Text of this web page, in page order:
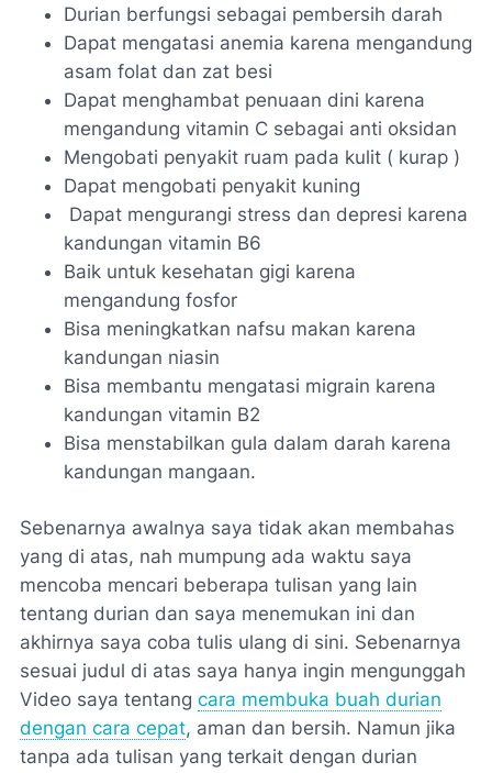
Durian berfungsi sebagai pembersih darah
Dapat mengatasi anemia karena mengandung
asam folat dan zat besi
Dapat menghambat penuaan dini karena
mengandung vitamin C sebagai anti oksidan
Mengobati penyakit ruam pada kulit ( kurap )
Dapat mengobati penyakit kuning
Dapat mengurangi stress dan depresi karena
kandungan vitamin B6
Baik untuk kesehatan gigi karena
mengandung fosfor
Bisa meningkatkan nafsu makan karena
kandungan niasin
Bisa membantu mengatasi migrain karena
kandungan vitamin B2
Bisa menstabilkan gula dalam darah karena
kandungan mangaan.
Sebenarnya awalnya saya tidak akan membahas
yang di atas, nah mumpung ada waktu saya
mencoba mencari beberapa tulisan yang lain
tentang durian dan saya menemukan ini dan
akhirnya saya coba tulis ulang di sini. Sebenarnya
sesuai judul di atas saya hanya ingin mengunggah
Video saya tentang cara membuka buah durian
dengan cara cepat, aman dan bersih. Namun jika
tanpa ada tulisan yang terkait dengan durian